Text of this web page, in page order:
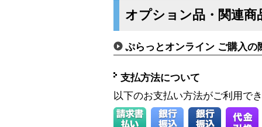
オプション品・関連商
ぷらっとオンライン ご購入の
支払方法について
以下のお支払い方法がご利用で